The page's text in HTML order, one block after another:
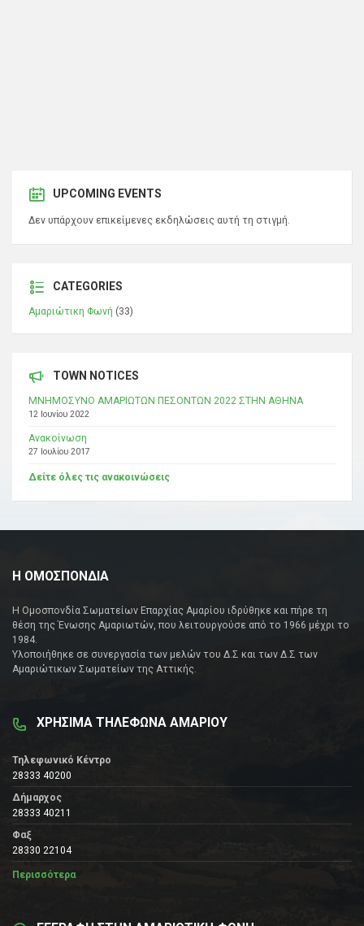
UPCOMING EVENTS
Δεν υπάρχουν επικείμενες εκδηλώσεις αυτή τη στιγμή.
CATEGORIES
Αμαριώτικη Φωνή (33)
TOWN NOTICES
ΜΝΗΜΟΣΥΝΟ ΑΜΑΡΙΩΤΩΝ ΠΕΣΟΝΤΩΝ 2022 ΣΤΗΝ ΑΘΗΝΑ
12 Ιουνίου 2022
Ανακοίνωση
27 Ιουλίου 2017
Δείτε όλες τις ανακοινώσεις
Η ΟΜΟΣΠΟΝΔΙΑ
Η Ομοσπονδία Σωματείων Επαρχίας Αμαρίου ιδρύθηκε και πήρε τη
θέση της Ένωσης Αμαριωτών, που λειτουργούσε από το 1966 μέχρι το
1984.
Υλοποιήθηκε σε συνεργασία των μελών του Δ.Σ και των Δ.Σ των
Αμαριώτικων Σωματείων της Αττικής.
ΧΡΗΣΙΜΑ ΤΗΛΕΦΩΝΑ ΑΜΑΡΙΟΥ
Τηλεφωνικό Κέντρο
28333 40200
Δήμαρχος
28333 40211
Φαξ
28330 22104
Περισσότερα